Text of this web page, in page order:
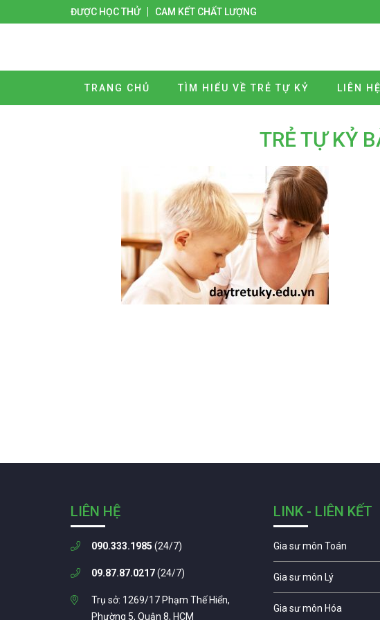
ĐƯỢC HỌC THỬ CAM KẾT CHẤT LƯỢNG
TRANG CHỦ TÌM HIỂU VỀ TRẺ TỰ KỶ LIÊN HỆ
TRẺ TỰ KỶ
LIÊN HỆ
090.333.1985 (24/7)
09.87.87.0217(24/7)
Trụ sở: 1269/17 Phạm Thế Hiển,
Phường 5, Quận 8, HCM
LINK - LIÊN KẾT
Gia sư môn Toán
Gia sư môn Lý
Gia sư môn Hóa